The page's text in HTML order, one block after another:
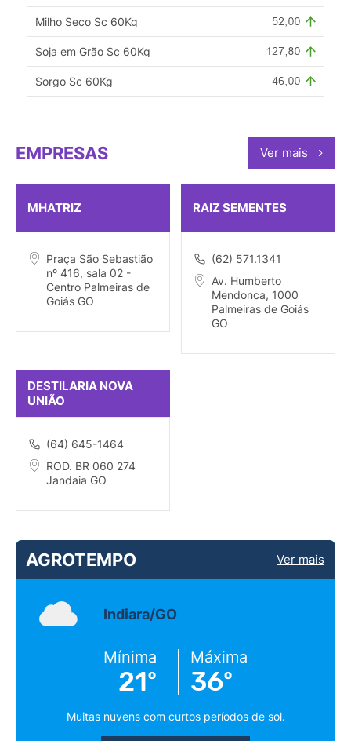
Milho Seco Sc 60Kg
Soja em Grão Sc 60Kg
Sorgo Sc 60Kg
EMPRESAS Ver mais
MHATRIZ
Praça São Sebastião
nº 416, sala 02 -
Centro Palmeiras de
Goiás GO
RAIZ SEMENTES
(62) 571.1341
Av. Humberto
Mendonca, 1000
Palmeiras de Goiás
GO
DESTILARIA NOVA
UNIÃO
(64) 645-1464
ROD. BR 060 274
Jandaia GO
AGROTEMPO Ver mais
Indiara/GO
Mínima
21º
Máxima
36º
Muitas nuvens com curtos períodos de sol.